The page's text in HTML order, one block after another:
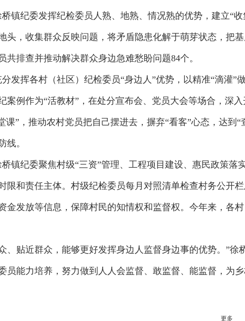
镇纪委发挥纪检委员人熟、地熟、情况熟的优势，建立“收
头，收集群众反映问题，将矛盾隐患化解于萌芽状态，把
共排查并推动解决群众身边急难愁盼问题84个。
发挥各村（社区）纪检委员“身边人”优势，以精准“滴灌”
案例作为“活教材”，在处分宣布会、党员大会等场合，深
课”，推动农村党员把自己摆进去，摒弃“看客”心态，达到
线。
镇纪委聚焦村级“三资”管理、工程项目建设、惠民政策落
限和责任主体。村级纪检委员每月对照清单检查村务公开栏
金发放等信息，保障村民的知情权和监督权。今年来，各
、贴近群众，能够更好发挥身边人监督身边事的优势。”徐
员能力培养，努力做到人人会监督、敢监督、能监督，为乡
更多